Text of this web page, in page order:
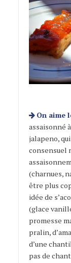
On aime
assaisonné
jalapeno,
consensuel
(charnues,
être plus
idée de
(glace
promesse
pralin,
d’une
pas de